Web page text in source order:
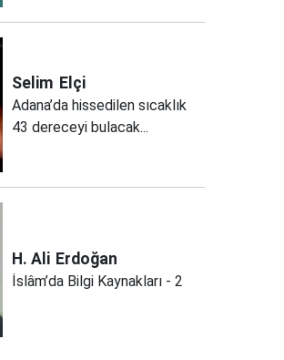
Selim Elçi
Adana’da hissedilen sıcaklık
43 dereceyi bulacak...
H. Ali Erdoğan
İslâm’da Bilgi Kaynakları - 2